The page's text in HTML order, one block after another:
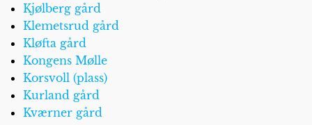
Kjølberg gård
Klemetsrud gård
Kløfta gård
Kongens Mølle
Korsvoll (plass)
Kurland gård
Kværner gård